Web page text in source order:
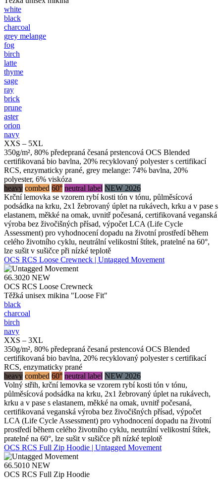
white
black
charcoal
grey melange
fog
birch
latte
thyme
sage
ray
brick
prune
aster
orion
navy
XXS – 5XL
350g/m², 80% předepraná česaná prstencová OCS Blended
certifikovaná bio bavlna, 20% recyklovaný polyester s certifikací
RCS, enzymaticky prané, grey melange: 74% bavlna, 20%
polyester, 6% viskóza
heavy combed 60° neutral label NEW 2026
Krční lemovka se vzorem rybí kosti tón v tónu, půlměsícová
podsádka na krku, 2x1 žebrovaný úplet na rukávech, krku a v pase s
elastanem, měkké na omak, uvnitř počesaná, certifikovaná veganská
výroba bez živočišných přísad, výpočet LCA (Life Cycle
Assessment) pro vyhodnocení dopadu na životní prostředí během
celého životního cyklu, neutrální velikostní štítek, pratelné na 60°,
lze sušit v sušičce při nízké teplotě
OCS RCS Loose Crewneck | Untagged Movement
66.3020 NEW
OCS RCS Loose Crewneck
Těžká unisex mikina "Loose Fit"
black
charcoal
birch
navy
XXS – 3XL
350g/m², 80% předepraná česaná prstencová OCS Blended
certifikovaná bio bavlna, 20% recyklovaný polyester s certifikací
RCS, enzymaticky prané
heavy combed 60° neutral label NEW 2026
Volný střih, krční lemovka se vzorem rybí kosti tón v tónu,
půlměsícová podsádka na krku, 2x1 žebrovaný úplet na rukávech,
krku a v pase s elastanem, měkké na omak, uvnitř počesaná,
certifikovaná veganská výroba bez živočišných přísad, výpočet
LCA (Life Cycle Assessment) pro vyhodnocení dopadu na životní
prostředí během celého životního cyklu, neutrální velikostní štítek,
pratelné na 60°, lze sušit v sušičce při nízké teplotě
OCS RCS Full Zip Hoodie | Untagged Movement
66.5010 NEW
OCS RCS Full Zip Hoodie